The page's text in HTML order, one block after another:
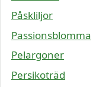
Påskliljor
Passionsblomma
Pelargoner
Persikoträd